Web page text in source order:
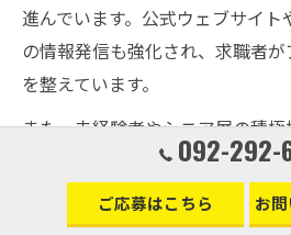
進んでいます。公式ウェブサイ
の情報発信も強化され、求職者
を整えています。
また、未経験者やシニア層の積
なども注目されています。資格取
導入し、警備の専門知識や現場対
より多くの人材が安心して働ける
092-292-
ご応募はこちら お